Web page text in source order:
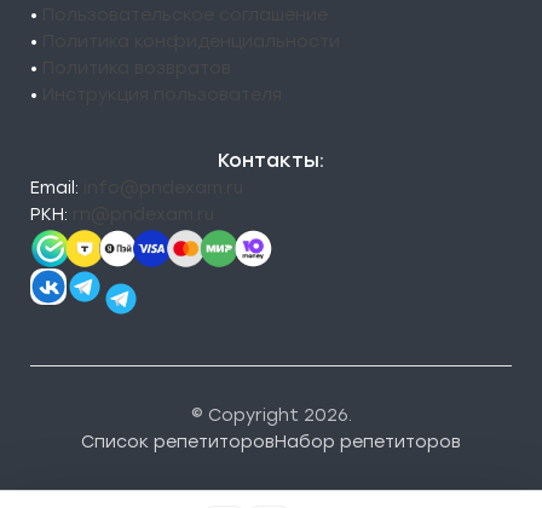
•
•
•
•
Контакты:
Email:
РКН:
© Copyright 2026.
Список репетиторовНабор репетиторов